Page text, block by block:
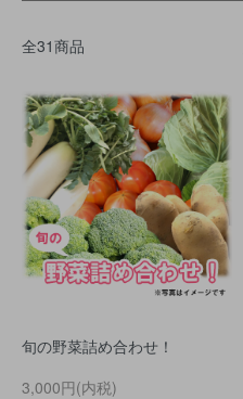
全31商品
旬の野菜詰め合わせ！
3,000円(内税)